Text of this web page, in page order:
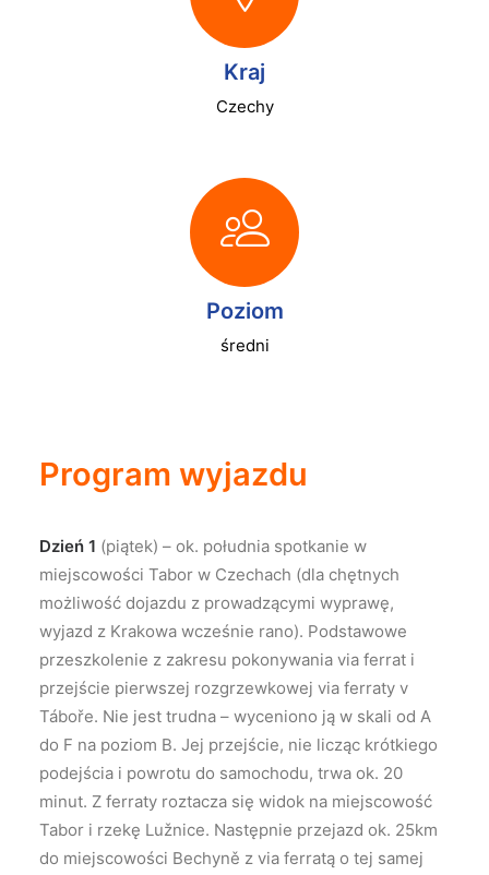
Kraj
Czechy
Poziom
średni
Program wyjazdu
Dzień 1 (piątek) – ok. południa spotkanie w
miejscowości Tabor w Czechach (dla chętnych
możliwość dojazdu z prowadzącymi wyprawę,
wyjazd z Krakowa wcześnie rano). Podstawowe
przeszkolenie z zakresu pokonywania via ferrat i
przejście pierwszej rozgrzewkowej via ferraty v
Táboře. Nie jest trudna – wyceniono ją w skali od A
do F na poziom B. Jej przejście, nie licząc krótkiego
podejścia i powrotu do samochodu, trwa ok. 20
minut. Z ferraty roztacza się widok na miejscowość
Tabor i rzekę Lužnice. Następnie przejazd ok. 25km
do miejscowości Bechyně z via ferratą o tej samej